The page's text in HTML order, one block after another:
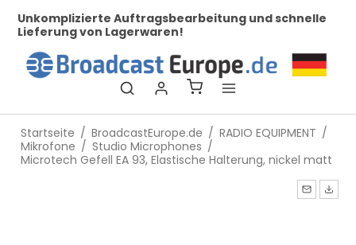
Unkomplizierte Auftragsbearbeitung und schnelle
Lieferung von Lagerwaren!
Startseite / BroadcastEurope.de / RADIO EQUIPMENT /
Mikrofone / Studio Microphones /
Microtech Gefell EA 93, Elastische Halterung, nickel matt